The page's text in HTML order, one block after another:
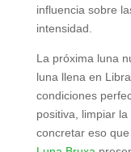
influencia sobre
intensidad.
La próxima luna
luna llena en
condiciones
positiva, limpiar
concretar eso